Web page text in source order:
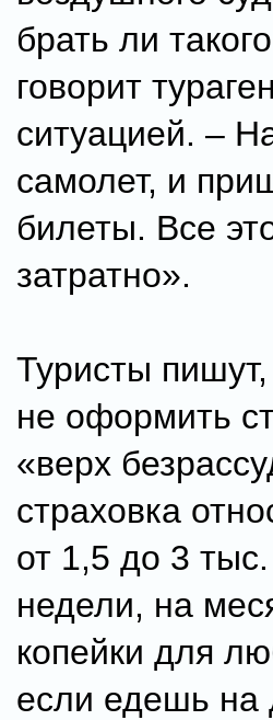
брать ли
говорит
ситуацией. –
самолет, и
билеты. Все
затратно».
Туристы
не оформить
«верх
страховка
от 1,5 до 3
недели, на
копейки для
если едешь на